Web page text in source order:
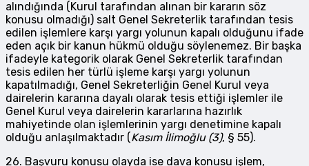
alındığında (Kurul tarafından alınan bir kararın söz
konusu olmadığı) salt Genel Sekreterlik tarafından tesis
edilen işlemlere karşı yargı yolunun kapalı olduğunu ifade
eden açık bir kanun hükmü olduğu söylenemez. Bir başka
ifadeyle kategorik olarak Genel Sekreterlik tarafından
tesis edilen her türlü işleme karşı yargı yolunun
kapatılmadığı, Genel Sekreterliğin Genel Kurul veya
dairelerin kararına dayalı olarak tesis ettiği işlemler ile
Genel Kurul veya dairelerin kararlarına hazırlık
mahiyetinde olan işlemlerinin yargı denetimine kapalı
olduğu anlaşılmaktadır (Kasım İlimoğlu (3), § 55).
26. Başvuru konusu olayda ise dava konusu işlem,